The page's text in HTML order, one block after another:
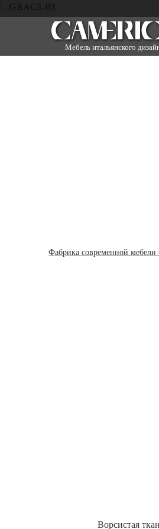
Мебель итальянского
Фабрика современной мебели
Ворсистая